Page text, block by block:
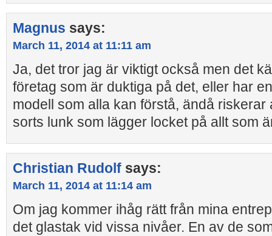
Magnus says:
March 11, 2014 at 11:11 am
Ja, det tror jag är viktigt också men det
företag som är duktiga på det, eller har
modell som alla kan förstå, ändå riskerar
sorts lunk som lägger locket på allt som
Christian Rudolf says:
March 11, 2014 at 11:14 am
Om jag kommer ihåg rätt från mina
det glastak vid vissa nivåer. En av de